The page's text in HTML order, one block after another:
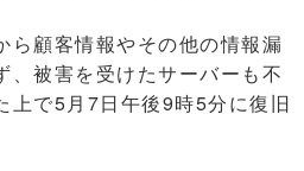
ら顧客情報やその他の情報漏
、被害を受けたサーバーも不
上で5月7日午後9時5分に復旧